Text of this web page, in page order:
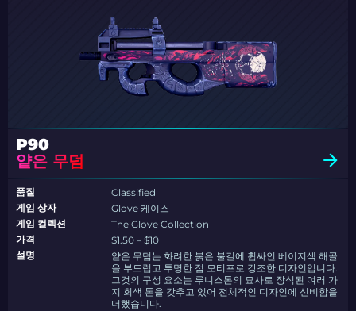
P90
얕은 무덤
품질
Classified
게임 상자
Glove 케이스
게임 컬렉션
The Glove Collection
가격
$1.50 – $10
설명
얕은 무덤는 화려한 붉은 불길에 휩싸인 베이지색 해골
을 부드럽고 투명한 점 모티프로 강조한 디자인입니다.
그것의 구성 요소는 루니스톤의 묘사로 장식된 여러 가
지 회색 톤을 갖추고 있어 전체적인 디자인에 신비함을
더했습니다.